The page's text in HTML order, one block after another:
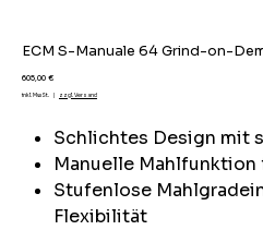
ECM S-Manuale 64 Grind-on-
Preis
605,00 €
inkl. MwSt. zzgl. Versand
Schlichtes Design mit
Manuelle
Stufenlose
Flexibilität